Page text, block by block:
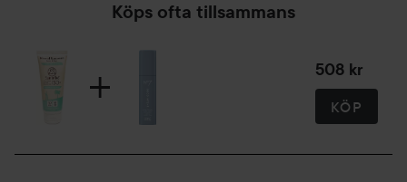
Köps ofta tillsammans
508 kr
KÖP